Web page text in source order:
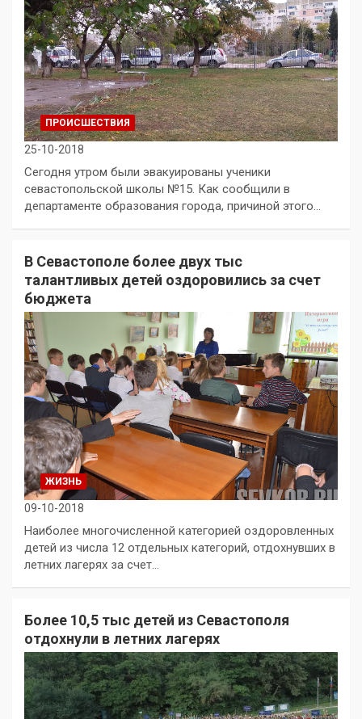
ПРОИСШЕСТВИЯ
25-10-2018
Сегодня утром были эвакуированы ученики
севастопольской школы №15. Как сообщили в
департаменте образования города, причиной этого…
В Севастополе более двух тыс
талантливых детей оздоровились за счет
бюджета
ЖИЗНЬ
09-10-2018
Наиболее многочисленной категорией оздоровленных
детей из числа 12 отдельных категорий, отдохнувших в
летних лагерях за счет…
Более 10,5 тыс детей из Севастополя
отдохнули в летних лагерях